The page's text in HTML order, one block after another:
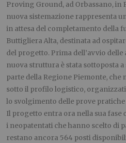
Proving Ground, ad Orbassano, in
nuova sistemazione rappresenta
in attesa del completamento della
Buttigliera Alta, destinata ad
del progetto. Prima dell’avvio
nuova struttura è stata sottoposta
parte della Regione Piemonte, che
sotto il profilo logistico,
lo svolgimento delle prove
Il progetto entra ora nella sua fase
i neopatentati che hanno scelto di
restano ancora 564 posti